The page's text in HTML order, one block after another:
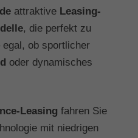
attraktive Leasing-
, die perfekt zu
ob sportlicher
oder dynamisches
Leasing fahren Sie
mit niedrigen